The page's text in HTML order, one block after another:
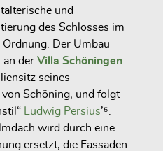
und
des Schlosses im
Der Umbau
der Villa Schöningen
seines
Schöning, und folgt
Ludwig Persius’⁵.
wird durch eine
ersetzt, die Fassaden